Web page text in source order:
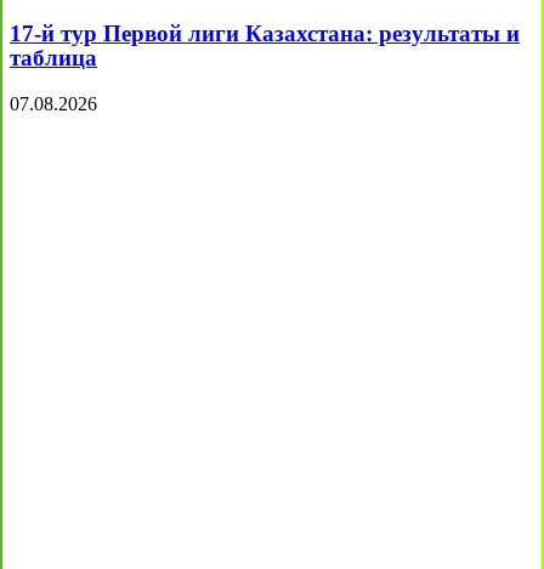
17-й тур Первой лиги Казахстана: результаты и
таблица
07.08.2026